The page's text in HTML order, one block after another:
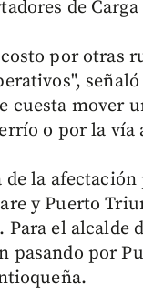
de Carga
por otras
cuesta mover
o por la vía
de la
y Puerto
Para el alcalde
pasando por